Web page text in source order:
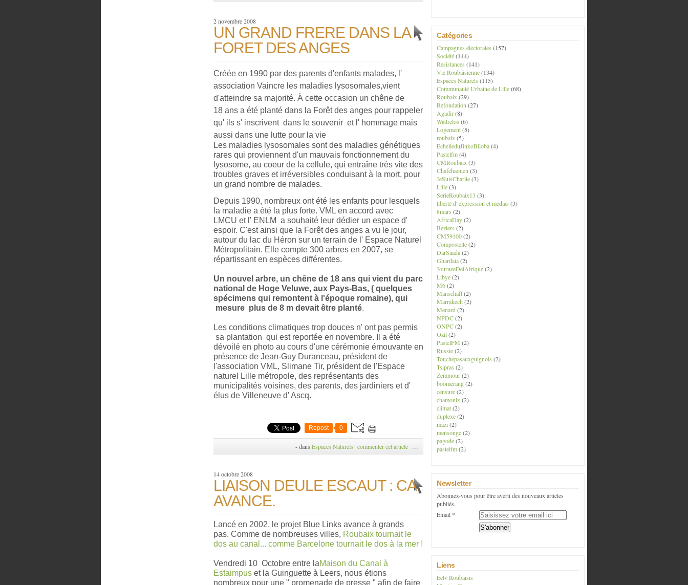
2 novembre 2008
UN GRAND FRERE DANS LA
FORET DES ANGES
Créée en 1990 par des parents d'enfants malades, l'
association Vaincre les maladies lysosomales,vient
d'atteindre sa majorité. À cette occasion un chêne de
18 ans a été planté dans la Forêt des anges pour rappeler
qu' ils s' inscrivent dans le souvenir et l' hommage mais
aussi dans une lutte pour la vie
Les maladies lysosomales sont des maladies génétiques
rares qui proviennent d'un mauvais fonctionnement du
lysosome, au coeur de la cellule, qui entraîne très vite des
troubles graves et irréversibles conduisant à la mort, pour
un grand nombre de malades.
Depuis 1990, nombreux ont été les enfants pour lesquels
la maladie a été la plus forte. VML en accord avec
LMCU et l' ENLM a souhaité leur dédier un espace d'
espoir. C'est ainsi que la Forêt des anges a vu le jour,
autour du lac du Héron sur un terrain de l' Espace Naturel
Métropolitain. Elle compte 300 arbres en 2007, se
répartissant en espèces différentes.
Un nouvel arbre, un chêne de 18 ans qui vient du parc
national de Hoge Veluwe, aux Pays-Bas, ( quelques
spécimens qui remontent à l'époque romaine), qui
mesure plus de 8 m devait être planté.
Les conditions climatiques trop douces n' ont pas permis
sa plantation qui est reportée en novembre. Il a été
dévoilé en photo au cours d'une cérémonie émouvante en
présence de Jean-Guy Duranceau, président de
l'association VML, Slimane Tir, président de l'Espace
naturel Lille métropole, des représentants des
municipalités voisines, des parents, des jardiniers et d'
élus de Villeneuve d' Ascq.
Repost 0
-dans Espaces Naturels commenter cet article …
14 octobre 2008
LIAISON DEULE ESCAUT : CA
AVANCE.
Lancé en 2002, le projet Blue Links avance à grands
pas. Comme de nombreuses villes, Roubaix tournait le
dos au canal... comme Barcelone tournait le dos à la mer !
Vendredi 10 Octobre entre laMaison du Canal à
Estaimpus et la Guinguette à Leers, nous étions
nombreux pour une " promenade de presse " afin de faire
Catégories
Campagnes électorales (157)
Société(144)
Resistances (141)
Vie Roubaisienne(134)
Espaces Naturels (115)
Communauté Urbaine de Lille(68)
Roubaix (29)
Refondation (27)
Agadir(8)
Wattrelos (6)
Logement(5)
roubaix (5)
EchelleduJinkoBiloba(4)
Pastelfm(4)
CMRoubaix (3)
Chafchaouen (3)
JeSuisCharlie(3)
Lille(3)
SerieRoubaix13 (3)
liberté d' expression et medias (3)
8mars (2)
AfricaDay(2)
Beziers (2)
CM59100(2)
Compostelle(2)
DarSaada(2)
Ghardaia(2)
JourneeDelAfrique(2)
Libye(2)
M6(2)
Manschaft(2)
Marrakech (2)
Menard(2)
NPDC(2)
ONPC(2)
Ozil(2)
PastelFM (2)
Russie(2)
Touchepasauxguignols (2)
Tsipras (2)
Zemmour(2)
boomerang(2)
censure(2)
chamonix (2)
climat(2)
duplexe(2)
mazi(2)
mensonge(2)
pagode(2)
pastelfm(2)
Newsletter
Abonnez-vous pour être averti des nouveaux articles
publiés.
Email
Liens
Eelv Roubaisis